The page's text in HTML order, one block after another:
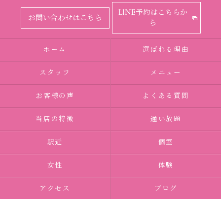
お問い合わせはこちら
LINE予約はこちらか
ら
ホーム 選ばれる理由
スタッフ メニュー
お客様の声 よくある質問
当店の特徴 通い放題
駅近 個室
女性 体験
アクセス ブログ